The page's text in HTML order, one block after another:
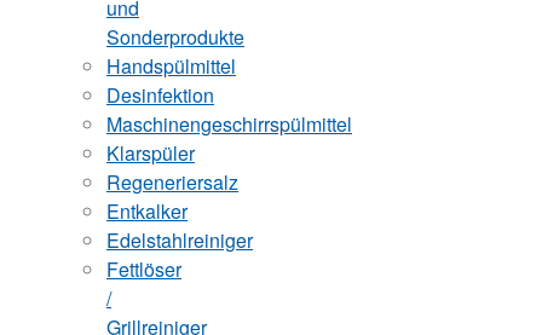
und
Sonderprodukte
Handspülmittel
Desinfektion
Maschinengeschirrspülmittel
Klarspüler
Regeneriersalz
Entkalker
Edelstahlreiniger
Fettlöser
/
Grillreiniger